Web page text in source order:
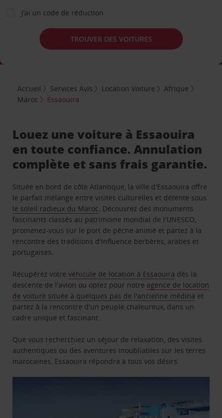
J’ai un code de réduction
TROUVER DES VOITURES
Accueil Services Avis Location Voiture
Afrique
Maroc
Essaouira
Louez une voiture à Essaouira
en toute confiance. Annulation
complète et sans frais garantie.
Située en bord de côte Atlantique, la ville d'Essaouira offre
le parfait mélange entre visites culturelles et détente sous
le soleil radieux du Maroc . Découvrez des monuments
fascinants classés au patrimoine mondial de l'UNESCO,
promenez-vous sur le port de pêche animé et partez à la
rencontre des traditions d'influence berbères, arabes et
portugaises.
Récupérez votrevéhicule de location à Essaouira dès la
descente de l'avion ou optez pour notre agence de location
de voiture située à quelques pas de l'ancienne médina et
partez à la rencontre d'un peuple chaleureux, dans un
cadre unique et fascinant.
Que vous recherchiez un séjour de relaxation, des visites
authentiques ou des aventures inoubliables sur les terres
marocaines, Essaouira répondra à tous vos désirs.